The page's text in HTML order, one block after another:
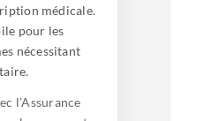
médicale.
pour les
nécessitant
l’Assurance